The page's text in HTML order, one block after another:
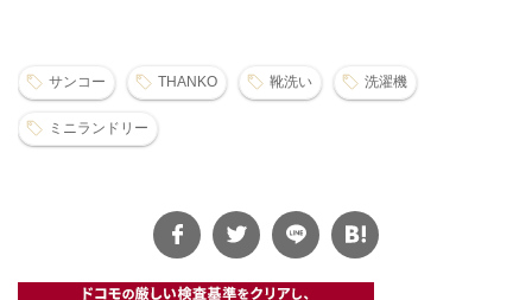
サンコー THANKO 靴洗い 洗濯機
ミニランドリー